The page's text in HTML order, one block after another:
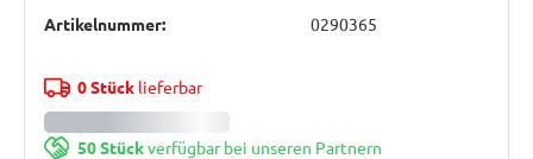
Artikelnummer: 0290365
0 Stücklieferbar
50 Stückverfügbar bei unseren Partnern